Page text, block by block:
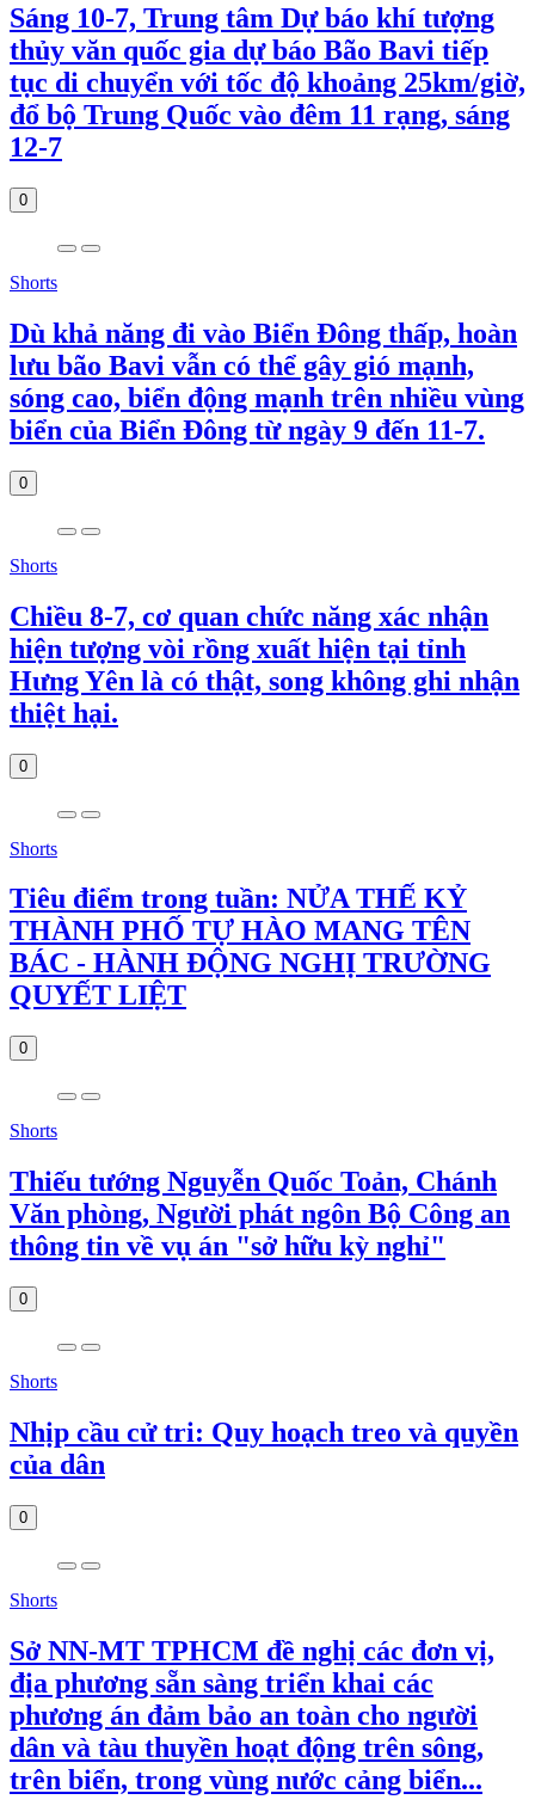
Sáng 10-7, Trung tâm Dự báo khí tượng
thủy văn quốc gia dự báo Bão Bavi tiếp
tục di chuyển với tốc độ khoảng 25km/giờ,
đổ bộ Trung Quốc vào đêm 11 rạng, sáng
12-7
0
Shorts
Dù khả năng đi vào Biển Đông thấp, hoàn
lưu bão Bavi vẫn có thể gây gió mạnh,
sóng cao, biển động mạnh trên nhiều vùng
biển của Biển Đông từ ngày 9 đến 11-7.
0
Shorts
Chiều 8-7, cơ quan chức năng xác nhận
hiện tượng vòi rồng xuất hiện tại tỉnh
Hưng Yên là có thật, song không ghi nhận
thiệt hại.
0
Shorts
Tiêu điểm trong tuần: NỬA THẾ KỶ
THÀNH PHỐ TỰ HÀO MANG TÊN
BÁC - HÀNH ĐỘNG NGHỊ TRƯỜNG
QUYẾT LIỆT
0
Shorts
Thiếu tướng Nguyễn Quốc Toản, Chánh
Văn phòng, Người phát ngôn Bộ Công an
thông tin về vụ án "sở hữu kỳ nghỉ"
0
Shorts
Nhịp cầu cử tri: Quy hoạch treo và quyền
của dân
0
Shorts
Sở NN-MT TPHCM đề nghị các đơn vị,
địa phương sẵn sàng triển khai các
phương án đảm bảo an toàn cho người
dân và tàu thuyền hoạt động trên sông,
trên biển, trong vùng nước cảng biển...